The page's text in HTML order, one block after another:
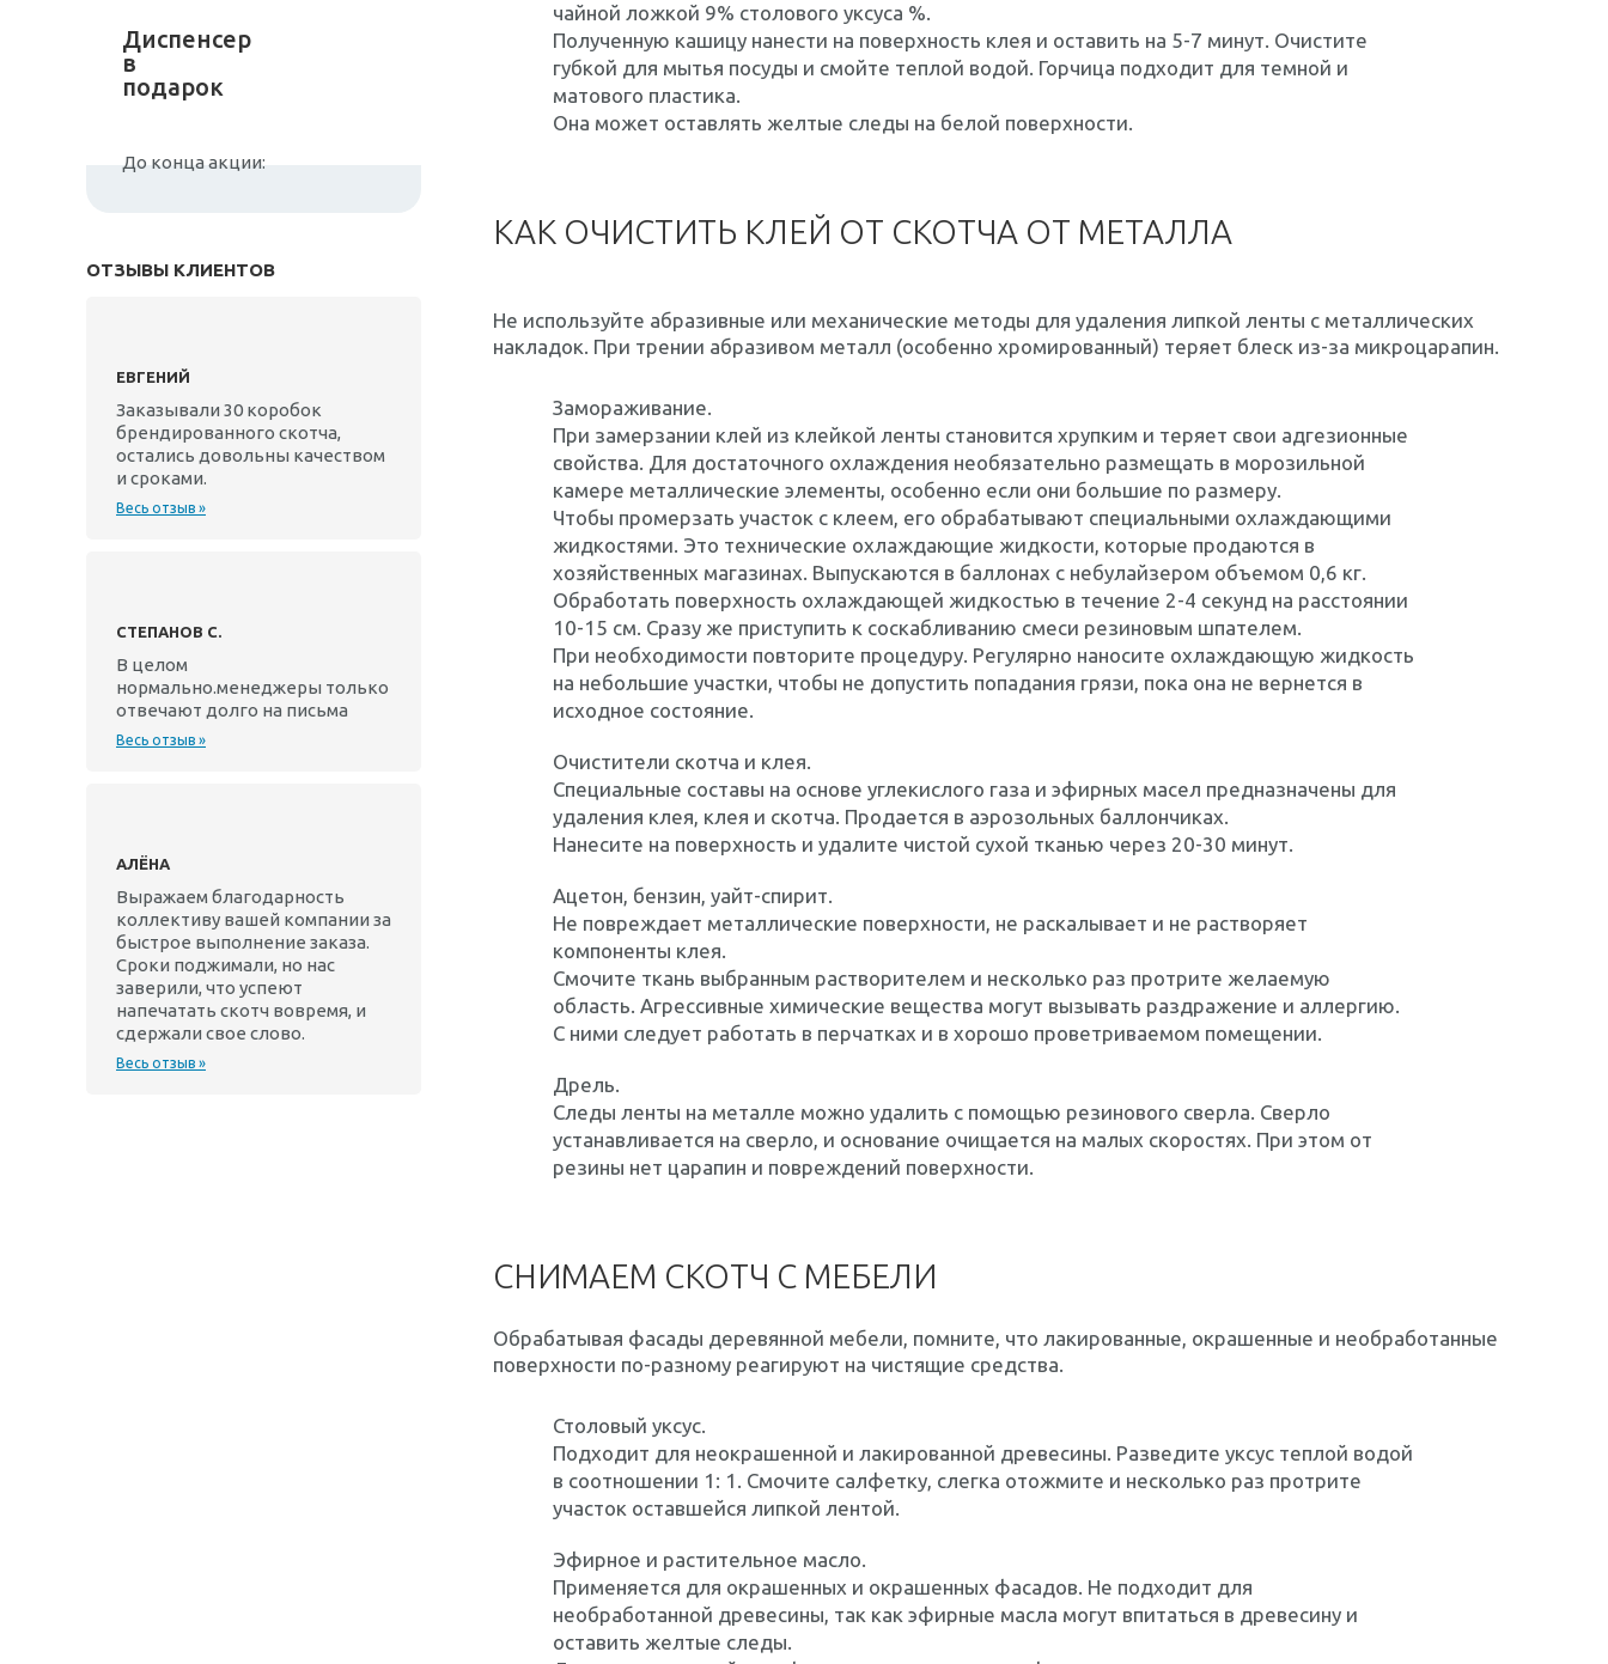
Диспенсер
в
подарок
До конца акции:
ОТЗЫВЫ КЛИЕНТОВ
ЕВГЕНИЙ
Заказывали 30 коробок
брендированного скотча,
остались довольны качеством
и сроками.
Весь отзыв »
СТЕПАНОВ С.
В целом
нормально.менеджеры только
отвечают долго на письма
Весь отзыв »
АЛЁНА
Выражаем благодарность
коллективу вашей компании за
быстрое выполнение заказа.
Сроки поджимали, но нас
заверили, что успеют
напечатать скотч вовремя, и
сдержали свое слово.
Весь отзыв »
чайной ложкой 9% столового уксуса %.
Полученную кашицу нанести на поверхность клея и оставить на 5-7 минут. Очистите
губкой для мытья посуды и смойте теплой водой. Горчица подходит для темной и
матового пластика.
Она может оставлять желтые следы на белой поверхности.
КАК ОЧИСТИТЬ КЛЕЙ ОТ СКОТЧА ОТ МЕТАЛЛА
Не используйте абразивные или механические методы для удаления липкой ленты с металлических
накладок. При трении абразивом металл (особенно хромированный) теряет блеск из-за микроцарапин.
Замораживание.
При замерзании клей из клейкой ленты становится хрупким и теряет свои адгезионные
свойства. Для достаточного охлаждения необязательно размещать в морозильной
камере металлические элементы, особенно если они большие по размеру.
Чтобы промерзать участок с клеем, его обрабатывают специальными охлаждающими
жидкостями. Это технические охлаждающие жидкости, которые продаются в
хозяйственных магазинах. Выпускаются в баллонах с небулайзером объемом 0,6 кг.
Обработать поверхность охлаждающей жидкостью в течение 2-4 секунд на расстоянии
10-15 см. Сразу же приступить к соскабливанию смеси резиновым шпателем.
При необходимости повторите процедуру. Регулярно наносите охлаждающую жидкость
на небольшие участки, чтобы не допустить попадания грязи, пока она не вернется в
исходное состояние.
Очистители скотча и клея.
Специальные составы на основе углекислого газа и эфирных масел предназначены для
удаления клея, клея и скотча. Продается в аэрозольных баллончиках.
Нанесите на поверхность и удалите чистой сухой тканью через 20-30 минут.
Ацетон, бензин, уайт-спирит.
Не повреждает металлические поверхности, не раскалывает и не растворяет
компоненты клея.
Смочите ткань выбранным растворителем и несколько раз протрите желаемую
область. Агрессивные химические вещества могут вызывать раздражение и аллергию.
С ними следует работать в перчатках и в хорошо проветриваемом помещении.
Дрель.
Следы ленты на металле можно удалить с помощью резинового сверла. Сверло
устанавливается на сверло, и основание очищается на малых скоростях. При этом от
резины нет царапин и повреждений поверхности.
СНИМАЕМ СКОТЧ С МЕБЕЛИ
Обрабатывая фасады деревянной мебели, помните, что лакированные, окрашенные и необработанные
поверхности по-разному реагируют на чистящие средства.
Столовый уксус.
Подходит для неокрашенной и лакированной древесины. Разведите уксус теплой водой
в соотношении 1: 1. Смочите салфетку, слегка отожмите и несколько раз протрите
участок оставшейся липкой лентой.
Эфирное и растительное масло.
Применяется для окрашенных и окрашенных фасадов. Не подходит для
необработанной древесины, так как эфирные масла могут впитаться в древесину и
оставить желтые следы.